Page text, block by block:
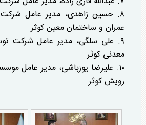
۸. حسین زاهدی، مدیر عامل
عمران و ساختمان معین کوثر
۹. علی سلگی، مدیر عامل شرکت
معدنی کوثر
۱۰. علیرضا یوزباشی، مدیر عامل
رویش کوثر